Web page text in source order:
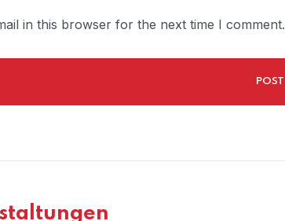
in this browser for the next time I comment.